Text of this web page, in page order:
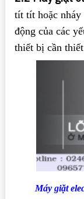
tít tít hoặc nháy
động của các
thiết bị cần
Máy giặt